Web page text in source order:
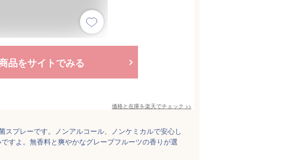
品をサイトでみる
価格と在庫を楽天でチェック >>
スプレーです。ノンアルコール、ノンケミカルで安心し
すよ。無香料と爽やかなグレープフルーツの香りが選